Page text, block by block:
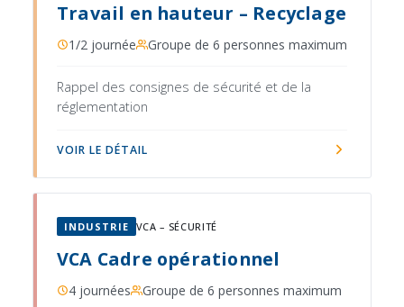
Travail en hauteur – Recyclage
1/2 journée Groupe de 6 personnes maximum
Rappel des consignes de sécurité et de la
réglementation
VOIR LE DÉTAIL
INDUSTRIE VCA – SÉCURITÉ
VCA Cadre opérationnel
4 journées Groupe de 6 personnes maximum